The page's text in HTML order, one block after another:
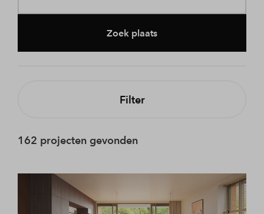
Zoek plaats
Filter
162 projecten gevonden